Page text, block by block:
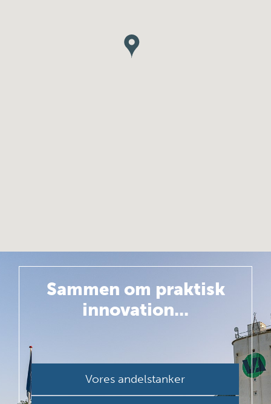
Sammen om praktisk
innovation...
Vores andelstanker